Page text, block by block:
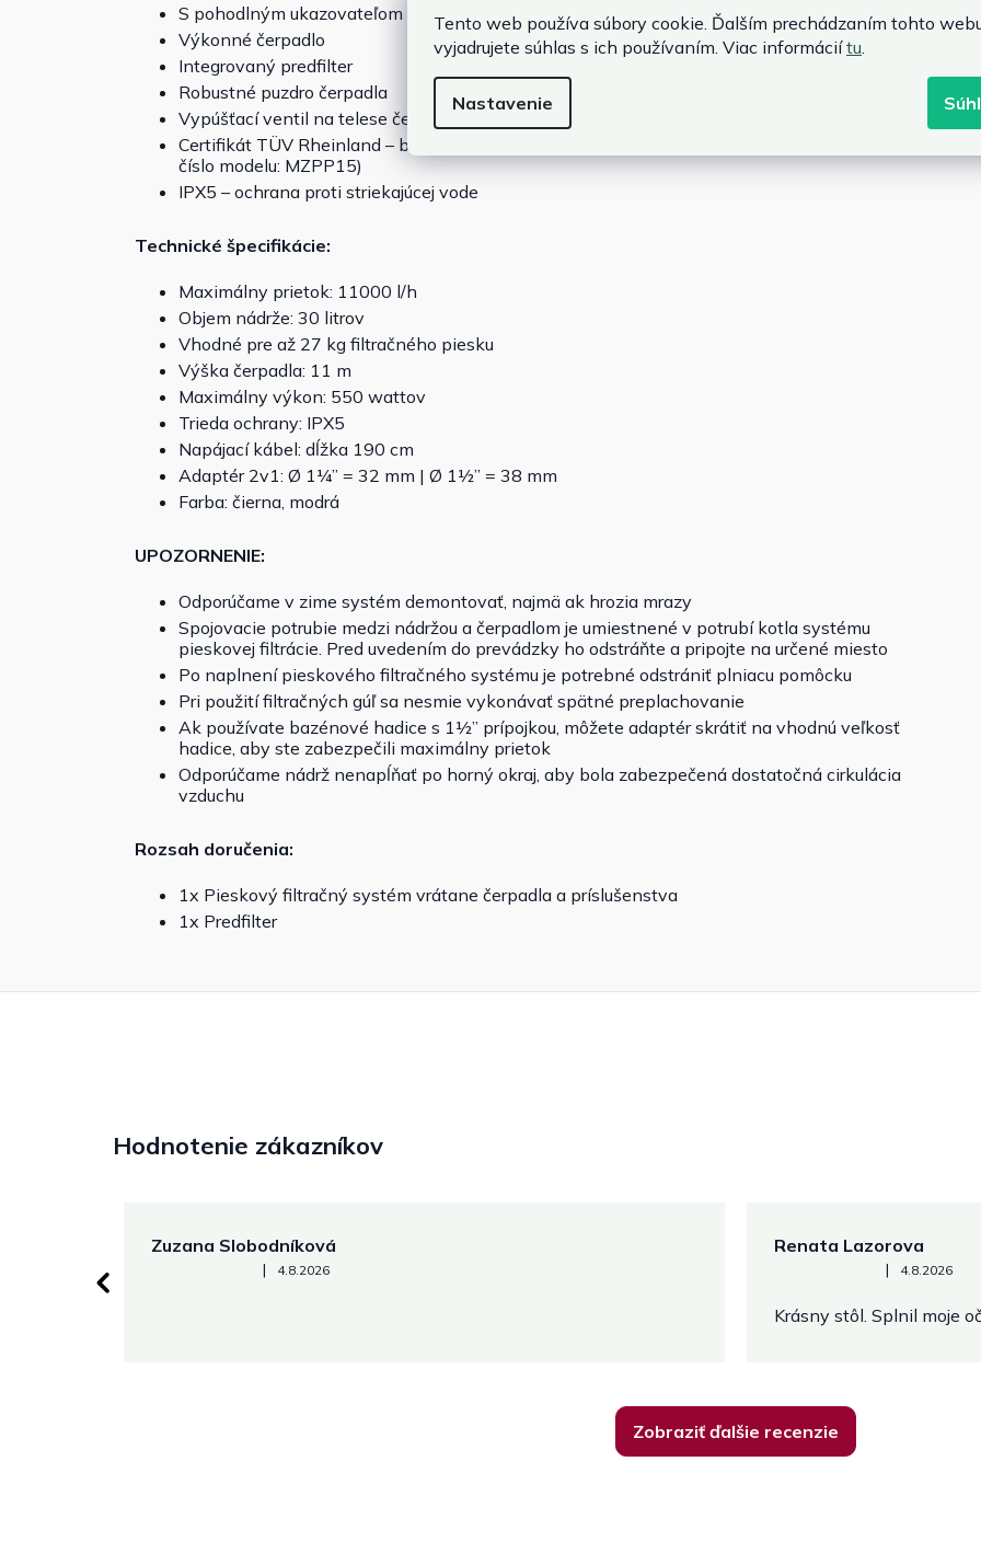
Tento web používa súbory cookie. Ďalším prechádzaním tohto
vyjadrujete súhlas s ich používaním. Viac informáciítu.
Nastavenie
S pohodlným ukazovateľom tlaku (manometer)
Výkonné čerpadlo
Integrovaný predfilter
Robustné puzdro čerpadla
Vypúšťací ventil na telese čerpadla a predfiltri
Certifikát TÜV Rheinland – bezpečnosť testovaná GS (nájdete v skupine produktov: MZPP =>
číslo modelu: MZPP15)
IPX5 – ochrana proti striekajúcej vode
Technické špecifikácie:
Maximálny prietok: 11000 l/h
Objem nádrže: 30 litrov
Vhodné pre až 27 kg filtračného piesku
Výška čerpadla: 11 m
Maximálny výkon: 550 wattov
Trieda ochrany: IPX5
Napájací kábel: dĺžka 190 cm
Adaptér 2v1: Ø 1¼” = 32 mm | Ø 1½” = 38 mm
Farba: čierna, modrá
UPOZORNENIE:
Odporúčame v zime systém demontovať, najmä ak hrozia mrazy
Spojovacie potrubie medzi nádržou a čerpadlom je umiestnené v potrubí kotla systému
pieskovej filtrácie. Pred uvedením do prevádzky ho odstráňte a pripojte na určené miesto
Po naplnení pieskového filtračného systému je potrebné odstrániť plniacu pomôcku
Pri použití filtračných gúľ sa nesmie vykonávať spätné preplachovanie
Ak používate bazénové hadice s 1½” prípojkou, môžete adaptér skrátiť na vhodnú veľkosť
hadice, aby ste zabezpečili maximálny prietok
Odporúčame nádrž nenapĺňať po horný okraj, aby bola zabezpečená dostatočná cirkulácia
vzduchu
Rozsah doručenia:
1x Pieskový filtračný systém vrátane čerpadla a príslušenstva
1x Predfilter
Hodnotenie zákazníkov
Zuzana Slobodníková
Hodnotenie obchodu je 5 z 5 hviezdičiek.
| 4.8.2026
Renata Lazorova
Hodnotenie obchodu je 5
| 4.8.2026
Krásny stôl. Splnil moje
Zobraziť ďalšie recenzie